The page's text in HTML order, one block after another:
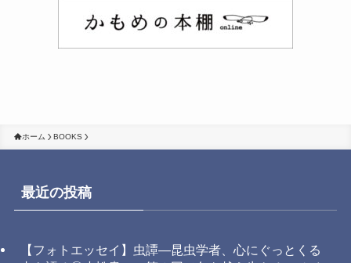
ホーム BOOKS
最近の投稿
【フォトエッセイ】虫譚―昆虫学者、心にぐっとくる